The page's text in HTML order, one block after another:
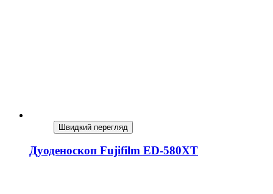
Швидкий перегляд
Дуоденоскоп Fujifilm ED-580XT